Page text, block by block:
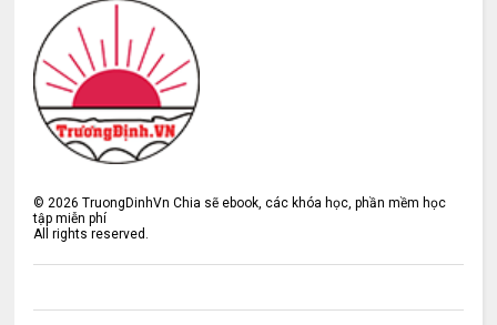
©2026 TruongDinhVn Chia sẽ ebook, các khóa học, phần mềm học
tập miễn phí
All rights reserved.